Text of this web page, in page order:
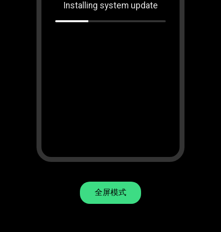
Installing system update
全屏模式